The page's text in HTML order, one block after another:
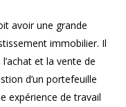
avoir une grande
immobilier. Il
et la vente de
d’un portefeuille
expérience de travail